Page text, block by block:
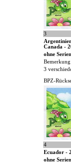
3
Canada -
ohne
Bemerkung
3
BPZ-
4
Ecuador -
ohne